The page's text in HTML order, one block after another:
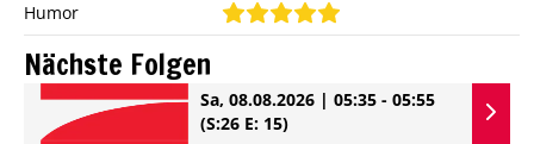
Humor
Nächste Folgen
Sa, 08.08.2026 | 05:35 - 05:55
(S:26 E: 15)